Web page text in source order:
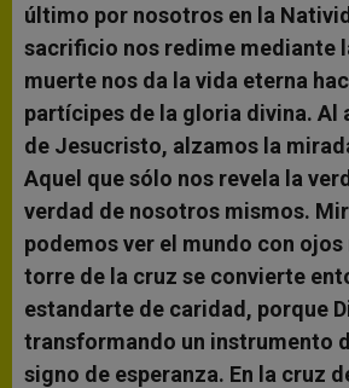
último por nosotros en la
sacrificio nos redime mediante
muerte nos da la vida eterna
partícipes de la gloria divina. Al
de Jesucristo, alzamos la
Aquel que sólo nos revela la
verdad de nosotros mismos.
podemos ver el mundo con
torre de la cruz se convierte
estandarte de caridad, porque
transformando un instrumento
signo de esperanza. En la cruz